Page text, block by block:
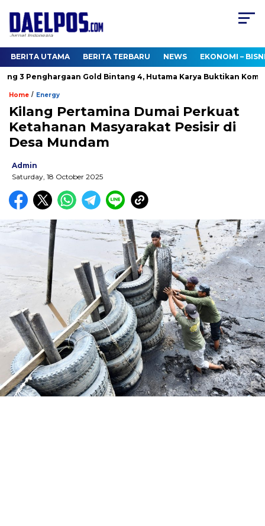
BERITA UTAMA BERITA TERBARU NEWS EKONOMI –
3 Penghargaan Gold Bintang 4, Hutama Karya Buktikan
Home / Energy
Kilang Pertamina Dumai Perkuat
Ketahanan Masyarakat Pesisir di
Desa Mundam
Admin
Saturday, 18 October 2025